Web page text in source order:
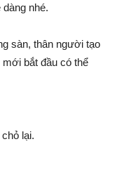
nhé.
sàn, thân người tạo
bắt đầu có thể
lại.